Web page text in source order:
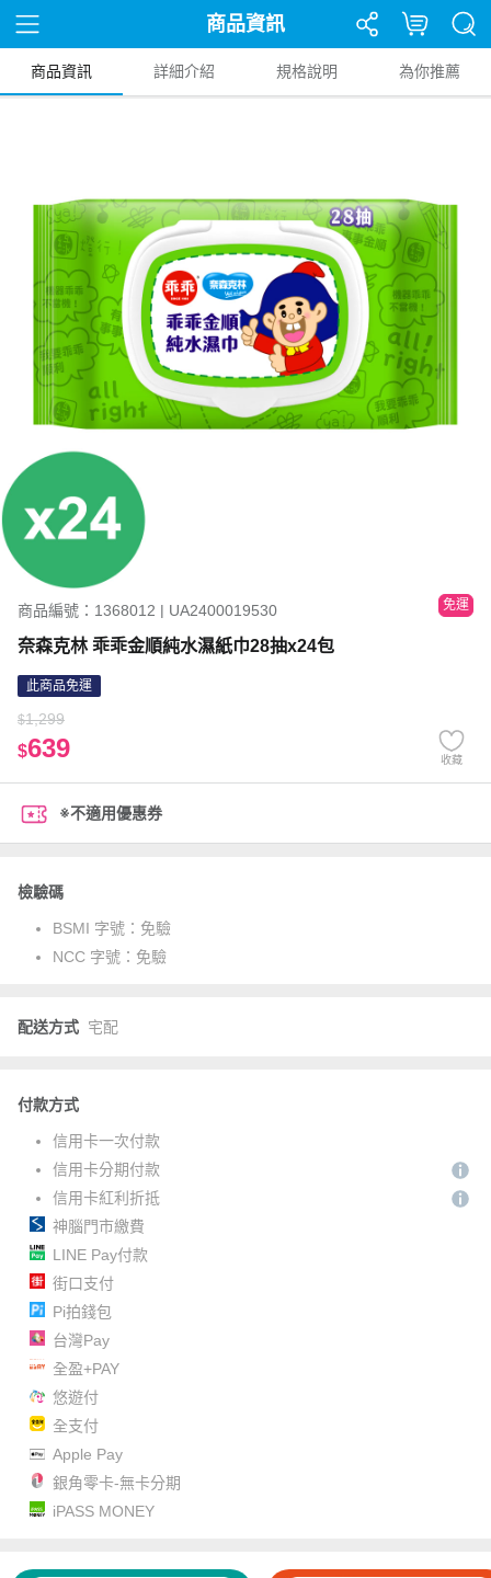
商品資訊
商品資訊 詳細介紹 規格說明 為你推薦
商品編號：1368012 | UA2400019530 免運
奈森克林 乖乖金順純水濕紙巾28抽x24包
此商品免運
$1,299
$639 收藏
※不適用優惠券
檢驗碼
BSMI 字號： 免驗
NCC 字號： 免驗
配送方式 宅配
付款方式
信用卡一次付款
信用卡分期付款
信用卡紅利折抵
神腦門市繳費
LINE Pay付款
街口支付
Pi拍錢包
台灣Pay
全盈+PAY
悠遊付
全支付
Apple Pay
銀角零卡-無卡分期
iPASS MONEY